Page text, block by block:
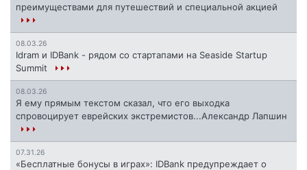
преимуществами для путешествий и специальной акцией
08.03.26
Idram и IDBank - рядом со стартапами на Seaside Startup
Summit
08.03.26
Я ему прямым текстом сказал, что его выходка
спровоцирует еврейских экстремистов...Александр Лапшин
07.31.26
«Бесплатные бонусы в играх»: IDBank предупреждает о